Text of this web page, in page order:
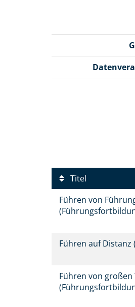
Titel
Führen von
Führen auf
Führen von großen